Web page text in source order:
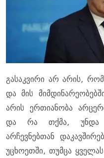
გასაკვირი არ არის,
და მის
არის ერთიანობა
და რა თქმა, უნდა
არჩევნებთან
უცხოეთში, თუმცა